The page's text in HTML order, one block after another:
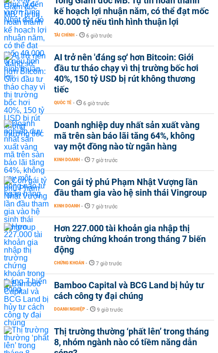
kế hoạch lợi nhuận năm, có thể đạt mốc
40.000 tỷ nếu tình hình thuận lợi
TÀI CHÍNH - 6 giờ trước
AI trở nên 'đáng sợ' hơn Bitcoin: Giới
đầu tư tháo chạy vì thị trường bốc hơi
40%, 150 tỷ USD bị rút không thương
tiếc
QUỐC TẾ - 6 giờ trước
Doanh nghiệp duy nhất sản xuất vàng
mã trên sàn báo lãi tăng 64%, không
vay một đồng nào từ ngân hàng
KINH DOANH - 7 giờ trước
Con gái tỷ phú Phạm Nhật Vượng lần
đầu tham gia vào hệ sinh thái Vingroup
KINH DOANH - 7 giờ trước
Hơn 227.000 tài khoản gia nhập thị
trường chứng khoán trong tháng 7 biến
động
CHỨNG KHOÁN - 7 giờ trước
Bamboo Capital và BCG Land bị hủy tư
cách công ty đại chúng
DOANH NGHIỆP - 9 giờ trước
Thị trường thường ‘phất lên’ trong tháng
8, nhóm ngành nào có tiềm năng dẫn